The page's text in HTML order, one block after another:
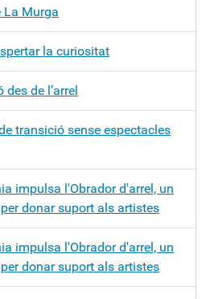
La Murga
la curiositat
de l’arrel
transició sense espectacles
impulsa l'Obrador d'arrel, un
donar suport als artistes
impulsa l'Obrador d'arrel, un
donar suport als artistes